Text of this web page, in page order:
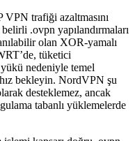
trafiği azaltmasını
.ovpn yapılandırmaları
olan XOR-yamalı
tüketici
nedeniyle temel
hız bekleyin. NordVPN şu
desteklemez, ancak
tabanlı yüklemelerde